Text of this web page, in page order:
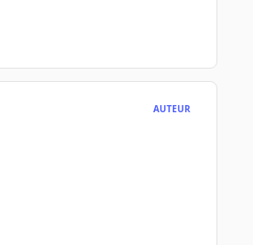
AUTEUR